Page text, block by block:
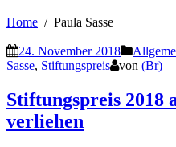
Home Paula Sasse
24. November 2018
Sasse, Stiftungspreis von (Br)
Stiftungspreis 2018
verliehen